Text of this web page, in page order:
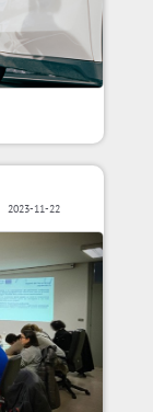
2023-11-22